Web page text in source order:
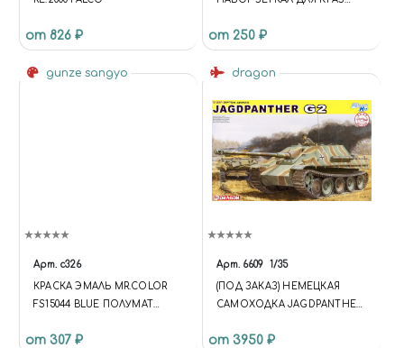
от 826 ₽ от 250 ₽
gunze sangyo
Арт. c326
КРАСКА ЭМАЛЬ MR.COLOR
FS15044 BLUE ПОЛУМАТ
от 307 ₽
dragon
Арт. 6609 1/35
(ПОД ЗАКАЗ) НЕМЕЦКАЯ
САМОХОДКА JAGDPANTHER
от 3950 ₽